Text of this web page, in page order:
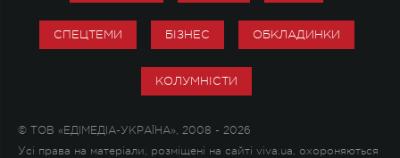
СПЕЦТЕМИ БІЗНЕС ОБКЛАДИНКИ
КОЛУМНІСТИ
© ТОВ «ЕДІМЕДІА-УКРАЇНА», 2008 - 2026
Усі права на матеріали, розміщені на сайті viva.ua, охороняються